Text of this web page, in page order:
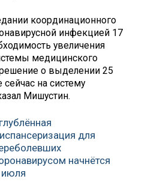
координационного
инфекцией 17
увеличения
медицинского
о выделении 25
на систему
Мишустин.
для
начнётся
июля